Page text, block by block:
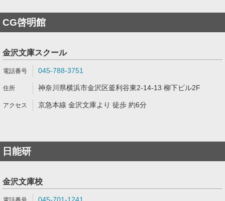
CG啓明館
金沢文庫スクール
045-788-3751
神奈川県横浜市金沢区釜利谷東2-14-13 柳下ビル2F
京急本線 金沢文庫より 徒歩 約6分
日能研
金沢文庫校